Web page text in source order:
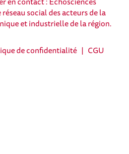
social des acteurs de la
et industrielle de la région.
de confidentialité | CGU